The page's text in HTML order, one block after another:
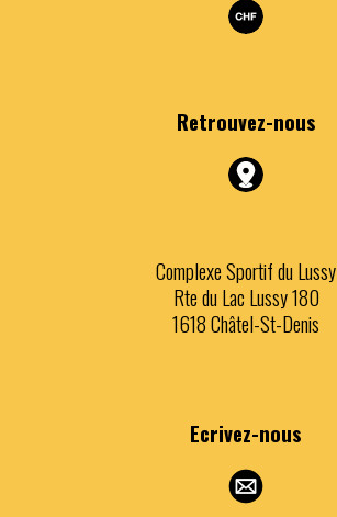
Retrouvez-nous
Complexe Sportif du Lussy
Rte du Lac Lussy 180
1618 Châtel-St-Denis
Ecrivez-nous